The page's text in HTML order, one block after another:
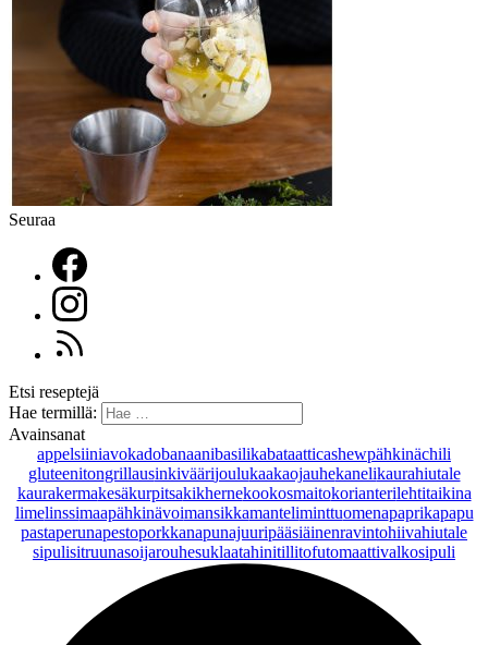
Seuraa
Etsi reseptejä
Hae termillä:
Avainsanat
appelsiiniavokadobanaanibasilikabataatticashewpähkinächili
gluteenitongrillausinkiväärijoulukaakaojauhekanelikaurahiutale
kaurakermakesäkurpitsakikhernekookosmaitokorianterilehtitaikina
limelinssimaapähkinävoimansikkamanteliminttuomenapaprikapapu
pastaperunapestoporkkanapunajuuripääsiäinenravintohiivahiutale
sipulisitruunasoijarouhesuklaatahinitillitofutomaattivalkosipuli